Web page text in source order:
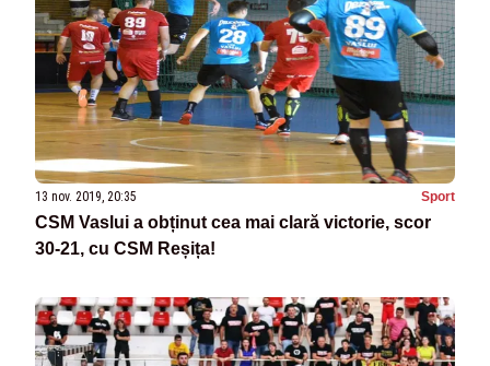
13 nov. 2019, 20:35 Sport
CSM Vaslui a obținut cea mai clară victorie, scor
30-21, cu CSM Reșița!